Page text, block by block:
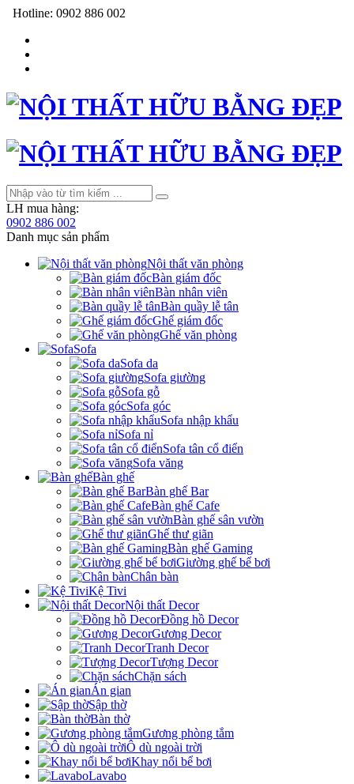
Hotline: 0902 886 002
LH mua hàng:
0902 886 002
Danh mục sản phẩm
Nội thất văn phòng
Bàn giám đốc
Bàn nhân viên
Bàn quầy lễ tân
Ghế giám đốc
Ghế văn phòng
Sofa
Sofa da
Sofa giường
Sofa gỗ
Sofa góc
Sofa nhập khẩu
Sofa nỉ
Sofa tân cổ điển
Sofa văng
Bàn ghế
Bàn ghế Bar
Bàn ghế Cafe
Bàn ghế sân vườn
Ghế thư giãn
Bàn ghế Gaming
Giường ghế bể bơi
Chân bàn
Kệ Tivi
Nội thất Decor
Đồng hồ Decor
Gương Decor
Tranh Decor
Tượng Decor
Chặn sách
Án gian
Sập thờ
Bàn thờ
Gương phòng tắm
Ô dù ngoài trời
Khay nổi bể bơi
Lavabo